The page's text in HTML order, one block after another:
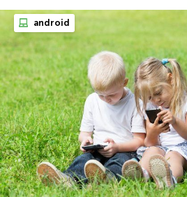
android